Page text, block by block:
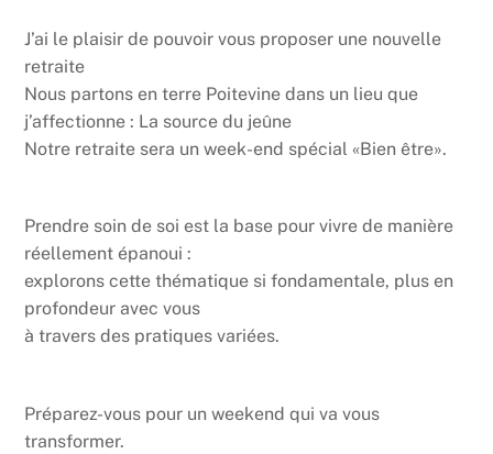
J’ai le plaisir de pouvoir vous proposer une nouvelle
retraite
Nous partons en terre Poitevine dans un lieu que
j’affectionne : La source du jeûne
Notre retraite sera un week-end spécial «Bien être».
Prendre soin de soi est la base pour vivre de manière
réellement épanoui :
explorons cette thématique si fondamentale, plus en
profondeur avec vous
à travers des pratiques variées.
Préparez-vous pour un weekend qui va vous
transformer.